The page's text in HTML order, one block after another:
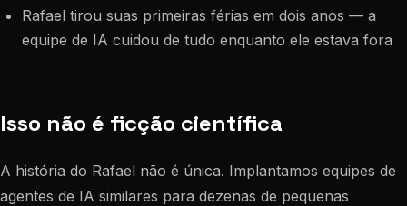
Rafael tirou suas primeiras férias em dois anos — a
equipe de IA cuidou de tudo enquanto ele estava fora
Isso não é ficção científica
A história do Rafael não é única. Implantamos equipes de
agentes de IA similares para dezenas de pequenas